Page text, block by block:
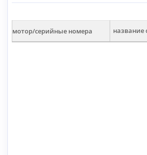
мотор/серийные номера название